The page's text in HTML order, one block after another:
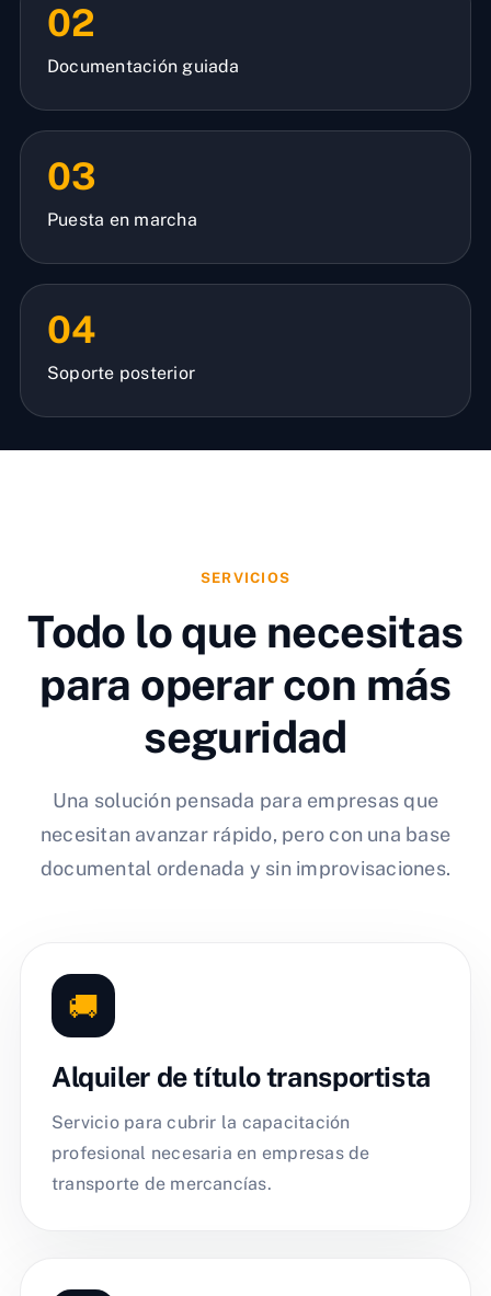
02
Documentación guiada
03
Puesta en marcha
04
Soporte posterior
SERVICIOS
Todo lo que necesitas
para operar con más
seguridad
Una solución pensada para empresas que
necesitan avanzar rápido, pero con una base
documental ordenada y sin improvisaciones.
🚚
Alquiler de título transportista
Servicio para cubrir la capacitación
profesional necesaria en empresas de
transporte de mercancías.